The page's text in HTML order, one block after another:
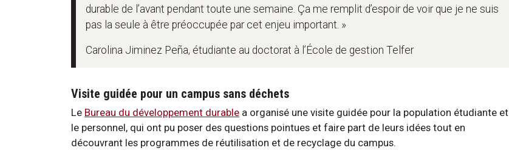
durable de l’avant pendant toute une semaine. Ça me remplit d’espoir de voir que je ne suis
pas la seule à être préoccupée par cet enjeu important. »
Carolina Jiminez Peña, étudiante au doctorat à l’École de gestion Telfer
Visite guidée pour un campus sans déchets
Le Bureau du développement durable a organisé une visite guidée pour la population étudiante et
le personnel, qui ont pu poser des questions pointues et faire part de leurs idées tout en
découvrant les programmes de réutilisation et de recyclage du campus.